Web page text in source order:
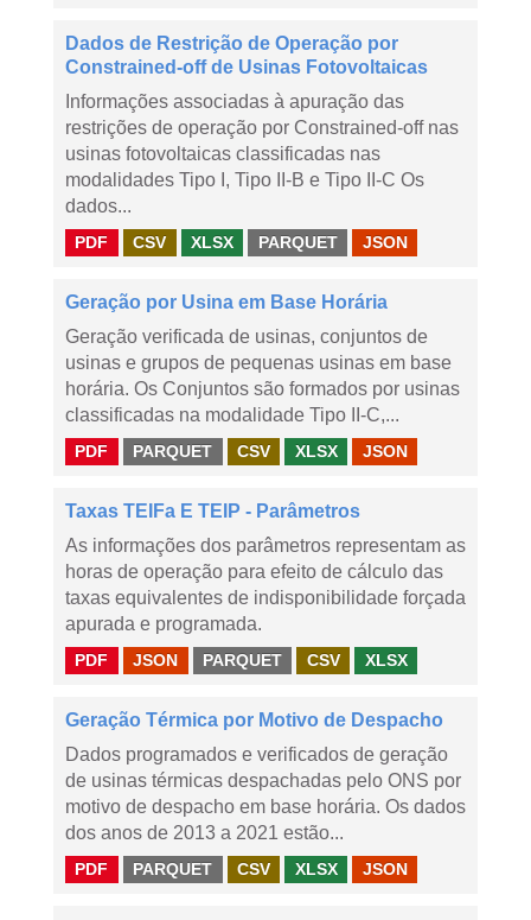
Dados de Restrição de Operação por
Constrained-off de Usinas Fotovoltaicas
Informações associadas à apuração das
restrições de operação por Constrained-off nas
usinas fotovoltaicas classificadas nas
modalidades Tipo I, Tipo II-B e Tipo II-C Os
dados...
PDF CSV XLSX PARQUET JSON
Geração por Usina em Base Horária
Geração verificada de usinas, conjuntos de
usinas e grupos de pequenas usinas em base
horária. Os Conjuntos são formados por usinas
classificadas na modalidade Tipo II-C,...
PDF PARQUET CSV XLSX JSON
Taxas TEIFa E TEIP - Parâmetros
As informações dos parâmetros representam as
horas de operação para efeito de cálculo das
taxas equivalentes de indisponibilidade forçada
apurada e programada.
PDF JSON PARQUET CSV XLSX
Geração Térmica por Motivo de Despacho
Dados programados e verificados de geração
de usinas térmicas despachadas pelo ONS por
motivo de despacho em base horária. Os dados
dos anos de 2013 a 2021 estão...
PDF PARQUET CSV XLSX JSON